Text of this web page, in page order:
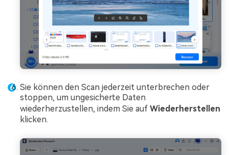
Sie können den Scan jederzeit unterbrechen oder
stoppen, um ungesicherte Daten
wiederherzustellen, indem Sie auf Wiederherstellen
klicken.